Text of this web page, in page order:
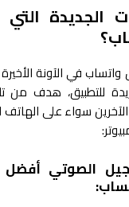
الجديدة
في الآونة
للتطبيق، هدف من
سواء على الهاتف
الصوتي أفضل